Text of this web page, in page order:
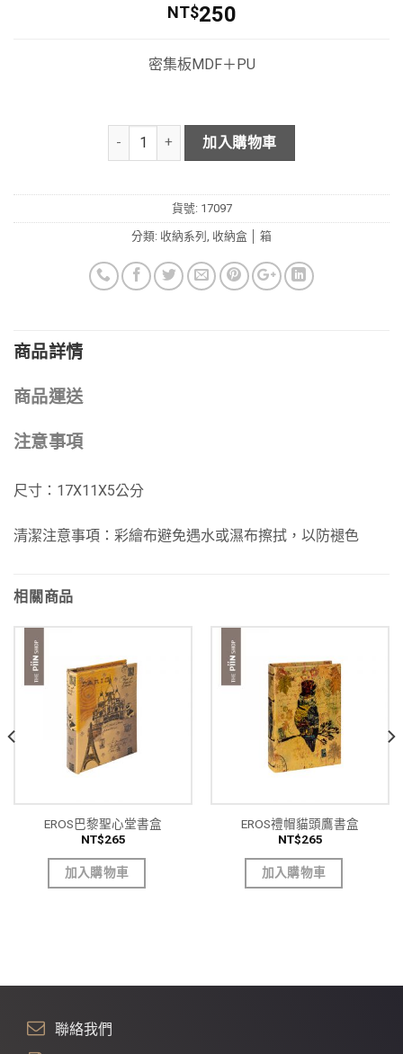
NT$250
密集板MDF＋PU
加入購物車
貨號: 17097
分類: 收納系列 收納盒 │ 箱
商品詳情
商品運送
注意事項
尺寸：17X11X5公分
清潔注意事項：彩繪布避免遇水或濕布擦拭，以防褪色
相關商品
EROS巴黎聖心堂書盒
NT$265
加入購物車
EROS禮帽貓頭鷹書盒
NT$265
加入購物車
聯絡我們